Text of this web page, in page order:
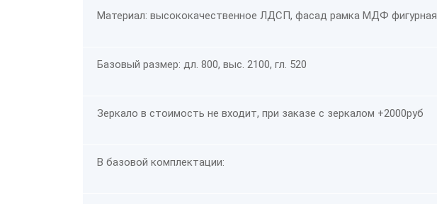
Материал: высококачественное ЛДСП, фасад рамка МДФ фигурная
Базовый размер: дл. 800, выс. 2100, гл. 520
Зеркало в стоимость не входит, при заказе с зеркалом +2000руб
В базовой комплектации: